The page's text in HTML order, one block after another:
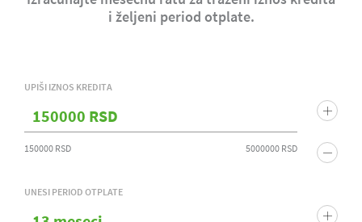
i željeni period otplate.
UPIŠI IZNOS KREDITA
150000 RSD 5000000 RSD
UNESI PERIOD OTPLATE